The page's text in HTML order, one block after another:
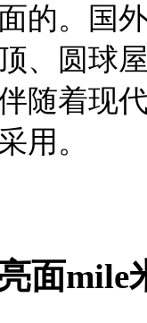
的。国
、圆球
随着现
用。
面mile